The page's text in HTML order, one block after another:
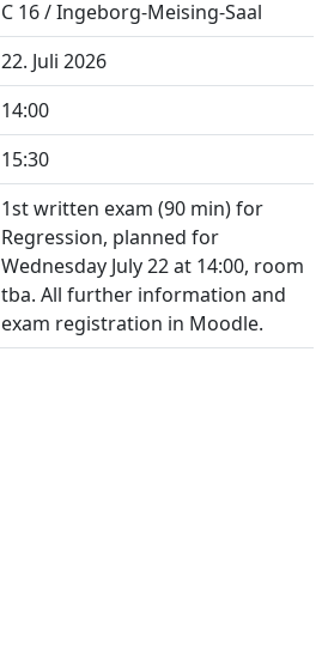
C 16 / Ingeborg-Meising-Saal
22. Juli 2026
14:00
15:30
1st written exam (90 min) for
Regression, planned for
Wednesday July 22 at 14:00, room
tba. All further information and
exam registration in Moodle.